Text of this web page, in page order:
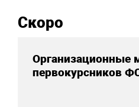
Скоро
Организационные
первокурсников